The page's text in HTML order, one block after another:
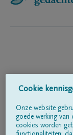
Volg ons op
Cookie
Onze website
goede werking van
cookies worden